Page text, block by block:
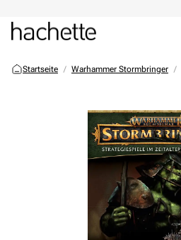
Startseite Warhammer Stormbringer